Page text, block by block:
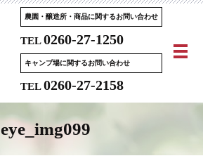
農園・醸造所・商品に関するお問い合わせ
TEL0260-27-1250
キャンプ場に関するお問い合わせ
TEL0260-27-2158
メ
eye_img099